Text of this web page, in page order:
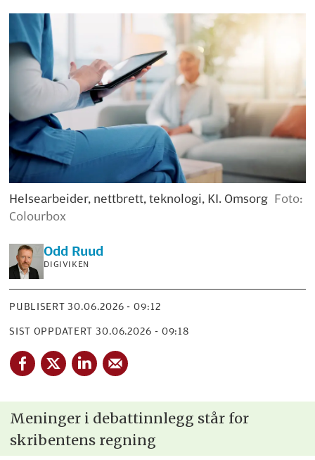
Helsearbeider, nettbrett, teknologi, KI. Omsorg Foto:
Colourbox
Odd Ruud
DIGIVIKEN
PUBLISERT 30.06.2026 - 09:12
SIST OPPDATERT 30.06.2026 - 09:18
Meninger i debattinnlegg står for
skribentens regning